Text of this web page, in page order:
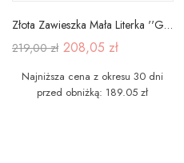
Złota Zawieszka Mała Literka ''G'' pr 585
219,00 zł 208,05 zł
Najniższa cena z okresu 30 dni
przed obniżką: 189.05 zł